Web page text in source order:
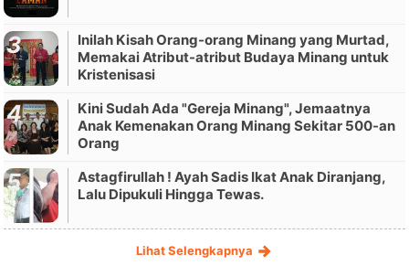
Inilah Kisah Orang-orang Minang yang Murtad,
Memakai Atribut-atribut Budaya Minang untuk
Kristenisasi
Kini Sudah Ada "Gereja Minang", Jemaatnya
Anak Kemenakan Orang Minang Sekitar 500-an
Orang
Astagfirullah ! Ayah Sadis Ikat Anak Diranjang,
Lalu Dipukuli Hingga Tewas.
Lihat Selengkapnya